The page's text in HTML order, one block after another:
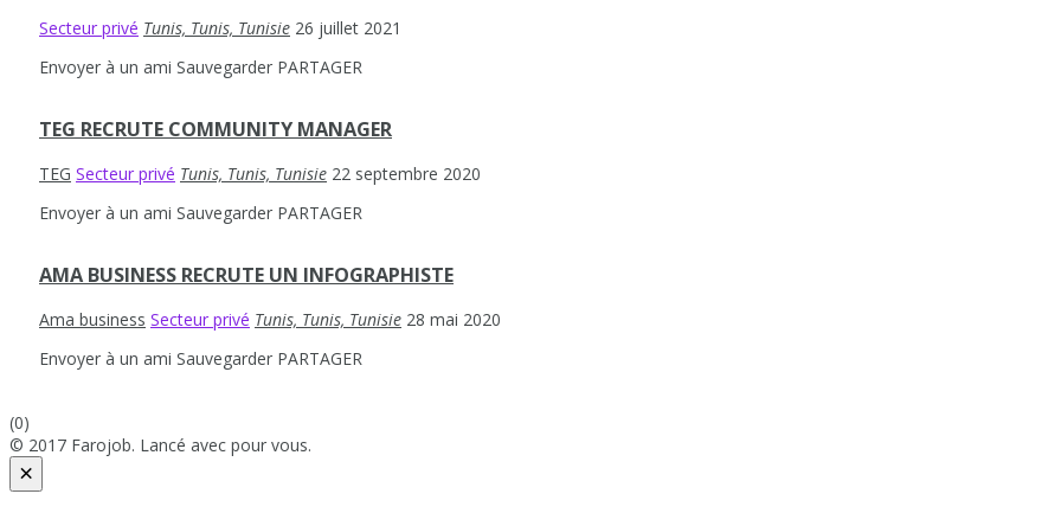
Secteur privé Tunis, Tunis, Tunisie 26 juillet 2021
Envoyer à un ami Sauvegarder PARTAGER
TEG RECRUTE COMMUNITY MANAGER
TEG Secteur privé Tunis, Tunis, Tunisie 22 septembre 2020
Envoyer à un ami Sauvegarder PARTAGER
AMA BUSINESS RECRUTE UN INFOGRAPHISTE
Ama business Secteur privé Tunis, Tunis, Tunisie 28 mai 2020
Envoyer à un ami Sauvegarder PARTAGER
(0)
© 2017 Farojob. Lancé avec pour vous.
×